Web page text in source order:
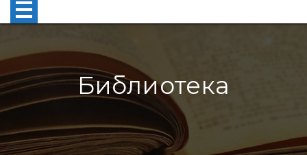
Библиотека